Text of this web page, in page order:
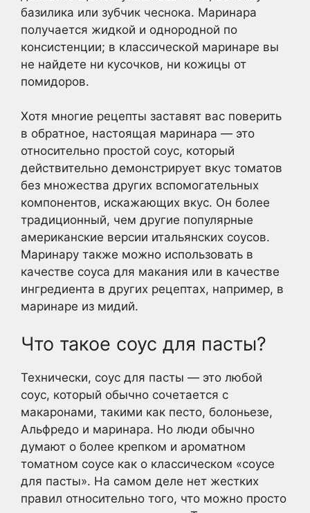
базилика или зубчик чеснока. Маринара
получается жидкой и однородной по
консистенции; в классической маринаре вы
не найдете ни кусочков, ни кожицы от
помидоров.
Хотя многие рецепты заставят вас поверить
в обратное, настоящая маринара — это
относительно простой соус, который
действительно демонстрирует вкус томатов
без множества других вспомогательных
компонентов, искажающих вкус. Он более
традиционный, чем другие популярные
американские версии итальянских соусов.
Маринару также можно использовать в
качестве соуса для макания или в качестве
ингредиента в других рецептах, например, в
маринаре из мидий.
Что такое соус для пасты?
Технически, соус для пасты — это любой
соус, который обычно сочетается с
макаронами, такими как песто, болоньезе,
Альфредо и маринара. Но люди обычно
думают о более крепком и ароматном
томатном соусе как о классическом «соусе
для пасты». На самом деле нет жестких
правил относительно того, что можно просто